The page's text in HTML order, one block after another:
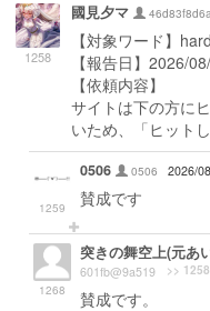
1258
國見夕マ
【対象ワード】
【報告日】2026/
【依頼内容】
サイトは下の方に
いため、「ヒット
1259
0506 0506 2026/
賛成です
1268
突きの舞空上(元あ
601fb@9a519
>> 1258
賛成です。